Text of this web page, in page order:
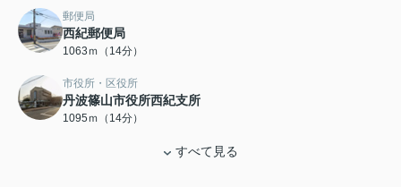
郵便局
西紀郵便局
1063ｍ（14分）
市役所・区役所
丹波篠山市役所西紀支所
1095ｍ（14分）
すべて見る